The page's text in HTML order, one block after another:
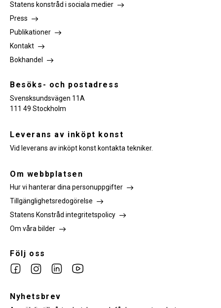
Statens konstråd i sociala medier
Press
Publikationer
Kontakt
Bokhandel
Besöks- och postadress
Svensksundsvägen 11A
111 49 Stockholm
Leverans av inköpt konst
Vid leverans av inköpt konst kontakta tekniker.
Om webbplatsen
Hur vi hanterar dina personuppgifter
Tillgänglighetsredogörelse
Statens Konstråd integritetspolicy
Om våra bilder
Följ oss
facebookinstagramLinkedin
Nyhetsbrev